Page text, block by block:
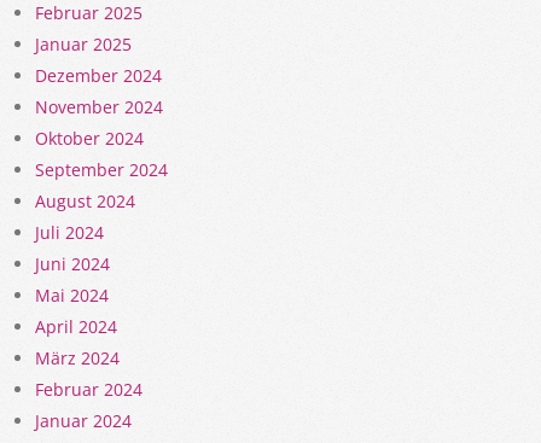
Februar 2025
Januar 2025
Dezember 2024
November 2024
Oktober 2024
September 2024
August 2024
Juli 2024
Juni 2024
Mai 2024
April 2024
März 2024
Februar 2024
Januar 2024